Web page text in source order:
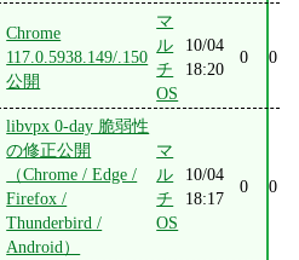
Chrome
117.0.5938.149/.150
公開
マ
ル
チ
OS
10/04
18:20
0 0
libvpx 0-day 脆弱性
の修正公開
（Chrome / Edge /
Firefox /
Thunderbird /
Android）
マ
ル
チ
OS
10/04
18:17
0 0